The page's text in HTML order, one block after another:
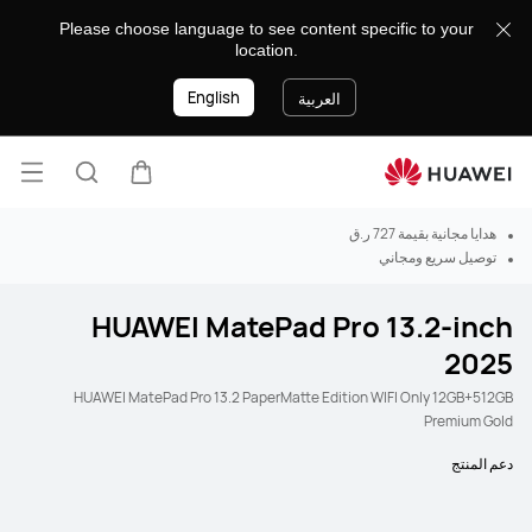
Please choose language to see content specific to your
location.
العربية English
فتح
هدايا مجانية بقيمة 727 ر.ق
توصيل سريع ومجاني
HUAWEI MatePad Pro 13.2-inch
2025
HUAWEI MatePad Pro 13.2 PaperMatte Edition WIFI Only 12GB+512GB
Premium Gold
دعم المنتج